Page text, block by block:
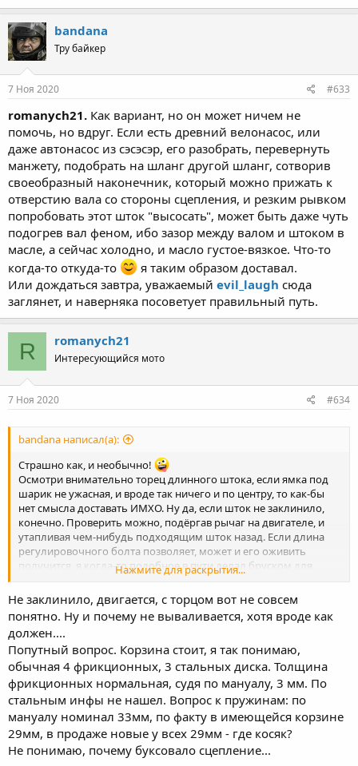
bandana
Тру байкер
7 Ноя 2020 #633
romanych21. Как вариант, но он может ничем не
помочь, но вдруг. Если есть древний велонасос, или
даже автонасос из сэсэсэр, его разобрать, перевернуть
манжету, подобрать на шланг другой шланг, сотворив
своеобразный наконечник, который можно прижать к
отверстию вала со стороны сцепления, и резким рывком
попробовать этот шток "высосать", может быть даже чуть
подогрев вал феном, ибо зазор между валом и штоком в
масле, а сейчас холодно, и масло густое-вязкое. Что-то
когда-то откуда-то
я таким образом доставал.
Или дождаться завтра, уважаемый evil_laugh сюда
заглянет, и наверняка посоветует правильный путь.
R romanych21
Интересующийся мото
7 Ноя 2020 #634
bandana написал(а):
Страшно как, и необычно!
Осмотри внимательно торец длинного штока, если ямка под
шарик не ужасная, и вроде так ничего и по центру, то как-бы
нет смысла доставать ИМХО. Ну да, если шток не заклинило,
конечно. Проверить можно, подёргав рычаг на двигателе, и
утапливая чем-нибудь подходящим шток назад. Если длина
регулировочного болта позволяет, может и его оживить
получится, я когда-то подобное в пути делал бруском для
правки ножей, ибо напильник скользил. Главное болт
зафиксировать, и строго перпендикулярно тудасюдакать
бруском с разных сторон. Не думаю что болт цементирован,
скорее всего закален (может быть).
Нажмите для раскрытия...
Не заклинило, двигается, с торцом вот не совсем
понятно. Ну и почему не вываливается, хотя вроде как
должен....
Попутный вопрос. Корзина стоит, я так понимаю,
обычная 4 фрикционных, 3 стальных диска. Толщина
фрикционных нормальная, судя по мануалу, 3 мм. По
стальным инфы не нашел. Вопрос к пружинам: по
мануалу номинал 33мм, по факту в имеющейся корзине
29мм, в продаже новые у всех 29мм - где косяк?
Не понимаю, почему буксовало сцепление...